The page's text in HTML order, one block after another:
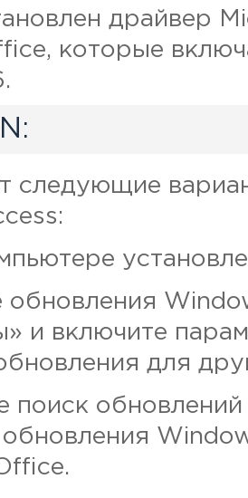
драйвер
которые
следующие
обновления
и включите
для
поиск